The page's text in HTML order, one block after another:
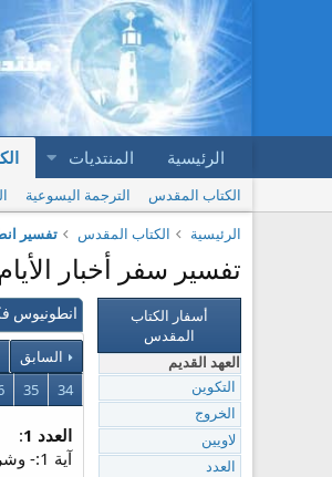
الرئيسية المنتديات
الكتاب المقدس الترجمة اليسوعية
الرئيسية
الكتاب المقدس تفسير
تفسير سفر أخبار الأيام الثاني -
انطونيوس
السابق
34
35
العدد 1
:
آية 1:- وشرع سليمان في بناء بيت الرب في اورشليم في جبل المريا حيث تراءى لداود ابيه حيث هيا داود مكانا في بيدر ارنان اليبوسي.
أسفار الكتاب
المقدس
العهد القديم
التكوين
الخروج
لاويين
العدد